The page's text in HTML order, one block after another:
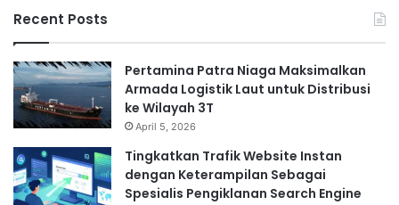
Recent Posts
Pertamina Patra Niaga Maksimalkan
Armada Logistik Laut untuk Distribusi
ke Wilayah 3T
April 5, 2026
Tingkatkan Trafik Website Instan
dengan Keterampilan Sebagai
Spesialis Pengiklanan Search Engine